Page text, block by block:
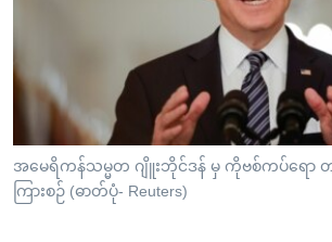
ကျော်
ရန်
ရှာဖွေ
ရန်
ဗွီအိုအေ လူမှုကွန်ယက်များ
ဘာသာစကားများ
အမေရိကန်သမ္မတ ဂျိူးဘိုင်ဒန် မှ ကိုဗစ်ကပ်ရော တနှ
ကြားစဉ် (ဓာတ်ပုံ- Reuters)